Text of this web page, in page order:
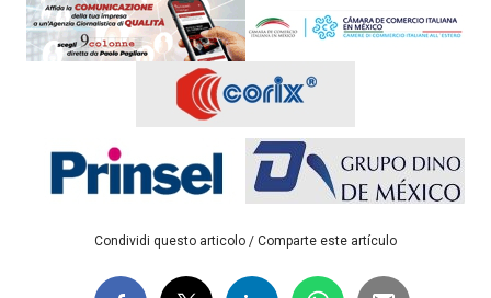
Condividi questo articolo / Comparte este artículo